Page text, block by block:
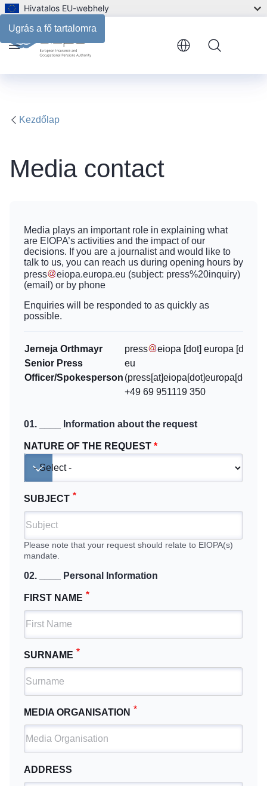
Ugrás a fő tartalomra
Hivatalos EU-webhely
Kezdőlap
Media contact
Media plays an important role in explaining what
are EIOPA’s activities and the impact of our
decisions. If you are a journalist and would like to
talk to us, you can reach us during opening hours by
press
eiopa.europa.eu (subject: press%20inquiry)
(email) or by phone
Enquiries will be responded to as quickly as
possible.
Jerneja Orthmayr
Senior Press
Officer/Spokesperson
press eiopa [dot] europa [dot]
eu
(press[at]eiopa[dot]europa[dot]eu)
+49 69 951119 350
01. ____ Information about the request
NATURE OF THE REQUEST
SUBJECT
Please note that your request should relate to EIOPA(s)
mandate.
02. ____ Personal Information
FIRST NAME
SURNAME
MEDIA ORGANISATION
ADDRESS